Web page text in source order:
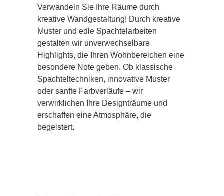
Verwandeln Sie Ihre Räume durch
kreative Wandgestaltung! Durch kreative
Muster und edle Spachtelarbeiten
gestalten wir unverwechselbare
Highlights, die Ihren Wohnbereichen eine
besondere Note geben. Ob klassische
Spachteltechniken, innovative Muster
oder sanfte Farbverläufe – wir
verwirklichen Ihre Designträume und
erschaffen eine Atmosphäre, die
begeistert.